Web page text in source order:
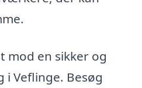
mod en sikker og
Veflinge. Besøg